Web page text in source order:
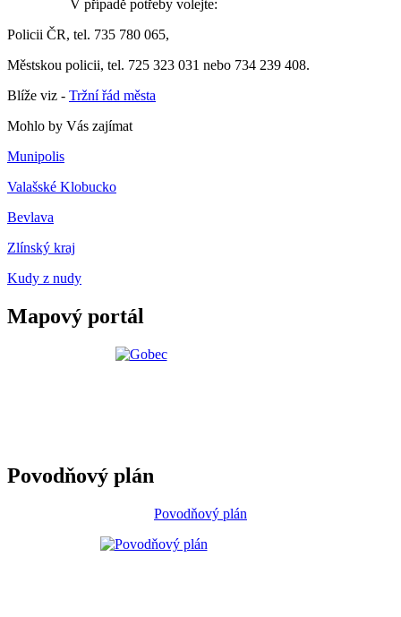
V případě potřeby volejte:
Policii ČR, tel. 735 780 065,
Městskou policii, tel. 725 323 031 nebo 734 239 408.
Blíže viz - Tržní řád města
Mohlo by Vás zajímat
Munipolis
Valašské Klobucko
Bevlava
Zlínský kraj
Kudy z nudy
Mapový portál
Povodňový plán
Povodňový plán